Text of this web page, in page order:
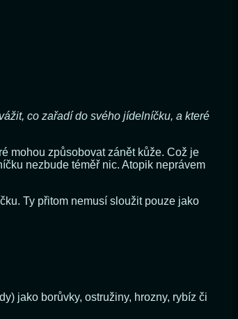
co zařadí do svého jídelníčku, a které
mohou způsobovat zánět kůže. Což je
nezbude téměř nic. Atopik neprávem
Ty přitom nemusí sloužit pouze jako
jako borůvky, ostružiny, hrozny, rybíz či